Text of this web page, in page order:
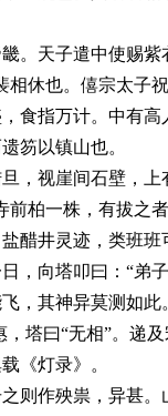
。天子遣中使赐
相休也。僖宗太子
食指万计。中有
笏以镇山也。
，视崖间石壁，
前柏一株，有拔之
醋井灵迹，类班
，向塔叩曰：“弟
，其神异莫测如
，塔曰“无相”。递
《灯录》。
则作殃祟，异甚